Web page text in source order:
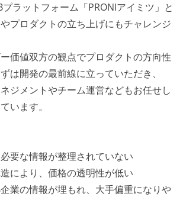
ラットフォーム「PRONIアイミツ」と
プロダクトの立ち上げにもチャレンジ
価値双方の観点でプロダクトの方向性
は開発の最前線に立っていただき、
ジメントやチーム運営などもお任せし
います。
要な情報が整理されていない
により、価格の透明性が低い
業の情報が埋もれ、大手偏重になりや